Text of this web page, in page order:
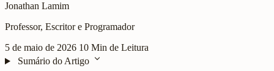
Jonathan Lamim
Professor, Escritor e Programador
5 de maio de 2026 10 Min de Leitura
Sumário do Artigo expand_more